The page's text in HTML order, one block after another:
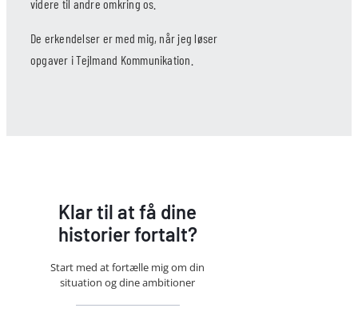
videre til andre omkring os.
De erkendelser er med mig, når jeg løser
opgaver i Tejlmand Kommunikation.
Klar til at få dine
historier fortalt?
Start med at fortælle mig om din
situation og dine ambitioner